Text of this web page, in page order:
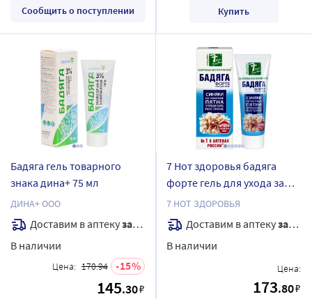
Сообщить о поступлении Купить
Бадяга гель товарного
знака дина+ 75 мл
ДИНА+ ООО
Доставим в аптекузавтра
В наличии
Цена: 170.94 15
145.30₽
7 Нот здоровья бадяга
форте гель для ухода за
кожей 75 мл
7 НОТ ЗДОРОВЬЯ
Доставим в аптекузавтра
В наличии
Цена:
173.80₽